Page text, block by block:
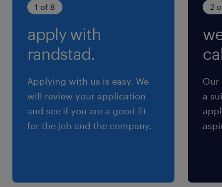
残業
ほぼなし
1 of 8
apply with
randstad.
Applying with us is easy. We
will review your application
and see if you are a good fit
for the job and the company.
2
Our
a